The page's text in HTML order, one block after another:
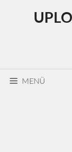
MENÜ